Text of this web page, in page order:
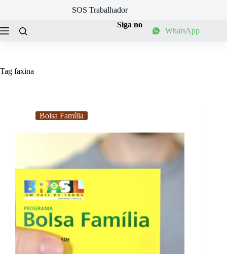
conteúdo
SOS Trabalhador
Siga no
WhatsApp
Tag faxina
Bolsa Família